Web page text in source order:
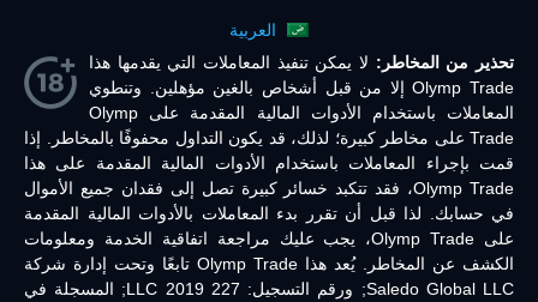
العربية
تحذير من المخاطر: لا يمكن تنفيذ المعاملات التي يقدمها هذا
Olymp Trade إلا من قبل أشخاص بالغين مؤهلين. وتنطوي
المعاملات باستخدام الأدوات المالية المقدمة على Olymp
Trade على مخاطر كبيرة؛ لذلك، قد يكون التداول محفوفًا بالمخاطر. إذا
قمت بإجراء المعاملات باستخدام الأدوات المالية المقدمة على هذا
Olymp Trade، فقد تتكبد خسائر كبيرة تصل إلى فقدان جميع الأموال
في حسابك. لذا قبل أن تقرر بدء المعاملات بالأدوات المالية المقدمة
على Olymp Trade، يجب عليك مراجعة اتفاقية الخدمة ومعلومات
الكشف عن المخاطر. يُعد هذا Olymp Trade تابعًا وتحت إدارة شركة
Saledo Global LLC; ورقم التسجيل: 227 LLC 2019; المسجلة في